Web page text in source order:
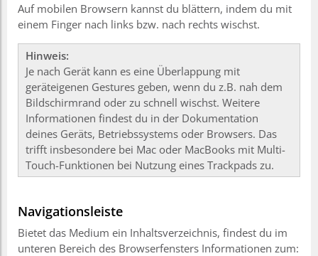
Auf mobilen Browsern kannst du blättern, indem du mit
einem Finger nach links bzw. nach rechts wischst.
Hinweis:
Je nach Gerät kann es eine Überlappung mit
geräteigenen Gestures geben, wenn du z.B. nah dem
Bildschirmrand oder zu schnell wischst. Weitere
Informationen findest du in der Dokumentation
deines Geräts, Betriebssystems oder Browsers. Das
trifft insbesondere bei Mac oder MacBooks mit Multi-
Touch-Funktionen bei Nutzung eines Trackpads zu.
Navigationsleiste
Bietet das Medium ein Inhaltsverzeichnis, findest du im
unteren Bereich des Browserfensters Informationen zum: